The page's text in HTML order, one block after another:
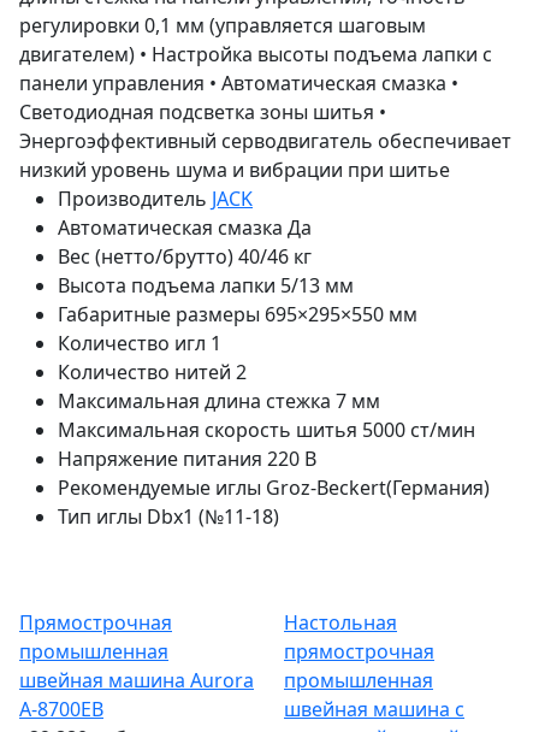
регулировки 0,1 мм (управляется шаговым
двигателем) • Настройка высоты подъема лапки с
панели управления • Автоматическая смазка •
Светодиодная подсветка зоны шитья •
Энергоэффективный серводвигатель обеспечивает
низкий уровень шума и вибрации при шитье
Производитель JACK
Автоматическая смазка Да
Вес (нетто/брутто)40/46 кг
Высота подъема лапки 5/13 мм
Габаритные размеры 695×295×550 мм
Количество игл 1
Количество нитей 2
Максимальная длина стежка 7 мм
Максимальная скорость шитья 5000 ст/мин
Напряжение питания 220 В
Рекомендуемые иглы Groz-Beckert(Германия)
Тип иглы Dbx1 (№11-18)
Прямострочная
промышленная
швейная машина Aurora
A-8700EB
Настольная
прямострочная
промышленная
швейная машина с